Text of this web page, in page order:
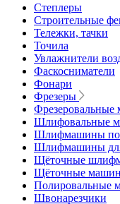
Степлеры
Строительные
Тележки, тачки
Точила
Увлажнители
Фаскосниматели
Фонари
Фрезеры
Шлифовальные
Шлифмашины по
Шлифмашины для
Щёточные
Щёточные
Полировальные
Швонарезчики